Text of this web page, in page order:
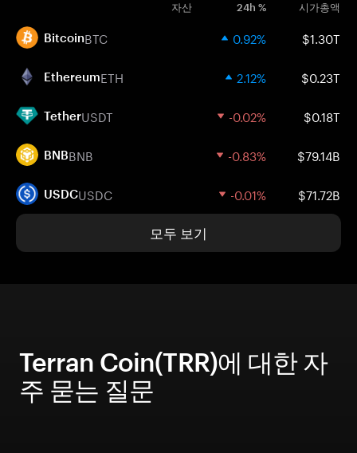
자산 24h % 시가총액
BitcoinBTC 0.92% $1.30T
EthereumETH 2.12% $0.23T
TetherUSDT -0.02% $0.18T
BNBBNB -0.83% $79.14B
USDCUSDC -0.01% $71.72B
모두 보기
Terran Coin(TRR)에 대한 자
주 묻는 질문